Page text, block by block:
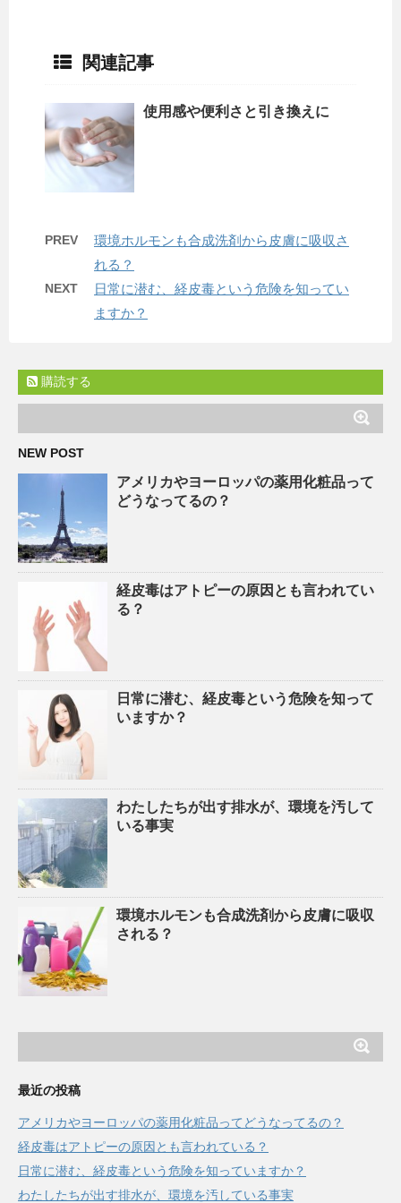
関連記事
使用感や便利さと引き換えに
PREV
環境ホルモンも合成洗剤から皮膚に吸収さ
れる？
NEXT
日常に潜む、経皮毒という危険を知ってい
ますか？
購読する
NEW POST
アメリカやヨーロッパの薬用化粧品って
どうなってるの？
経皮毒はアトピーの原因とも言われてい
る？
日常に潜む、経皮毒という危険を知って
いますか？
わたしたちが出す排水が、環境を汚して
いる事実
環境ホルモンも合成洗剤から皮膚に吸収
される？
最近の投稿
アメリカやヨーロッパの薬用化粧品ってどうなってるの？
経皮毒はアトピーの原因とも言われている？
日常に潜む、経皮毒という危険を知っていますか？
わたしたちが出す排水が、環境を汚している事実